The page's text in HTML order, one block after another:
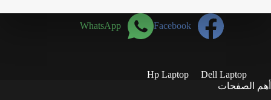
هو:
27,000.00 EGP.
هو:
26,000.00 EGP.Facebook
WhatsApp
Dell Laptop
Hp Laptop
أهم الصفحات